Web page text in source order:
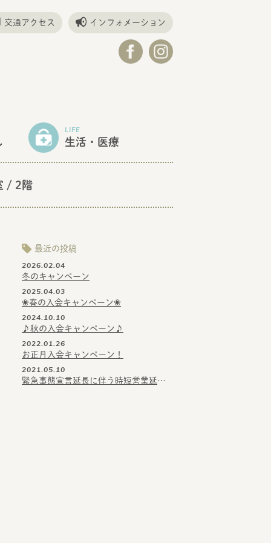
交通アクセス インフォメーション
LIFE
生活・医療
/ 2階
最近の投稿
2026.02.04
冬のキャンペーン
2025.04.03
❀春の入会キャンペーン❀
2024.10.10
♪秋の入会キャンペーン♪
2022.01.26
お正月入会キャンペーン！
2021.05.10
緊急事態宣言延長に伴う時短営業延長のお知らせ